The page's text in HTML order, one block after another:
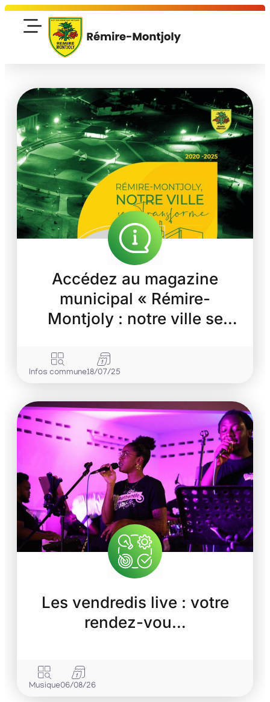
Accédez au magazine
municipal « Rémire-
Montjoly : notre ville se
Infos commune18/07/25
Les vendredis live : votre
rendez-vou…
Musique06/08/26